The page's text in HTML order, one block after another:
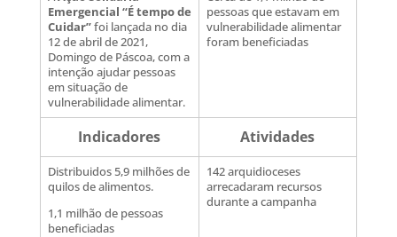
Emergencial “É tempo de
Cuidar”foi lançada no dia
12 de abril de 2021,
Domingo de Páscoa, com a
intenção ajudar pessoas
em situação de
vulnerabilidade alimentar.
pessoas que estavam em
vulnerabilidade alimentar
foram beneficiadas
Indicadores Atividades
Distribuidos 5,9 milhões de
quilos de alimentos.
1,1 milhão de pessoas
beneficiadas
142 arquidioceses
arrecadaram recursos
durante a campanha